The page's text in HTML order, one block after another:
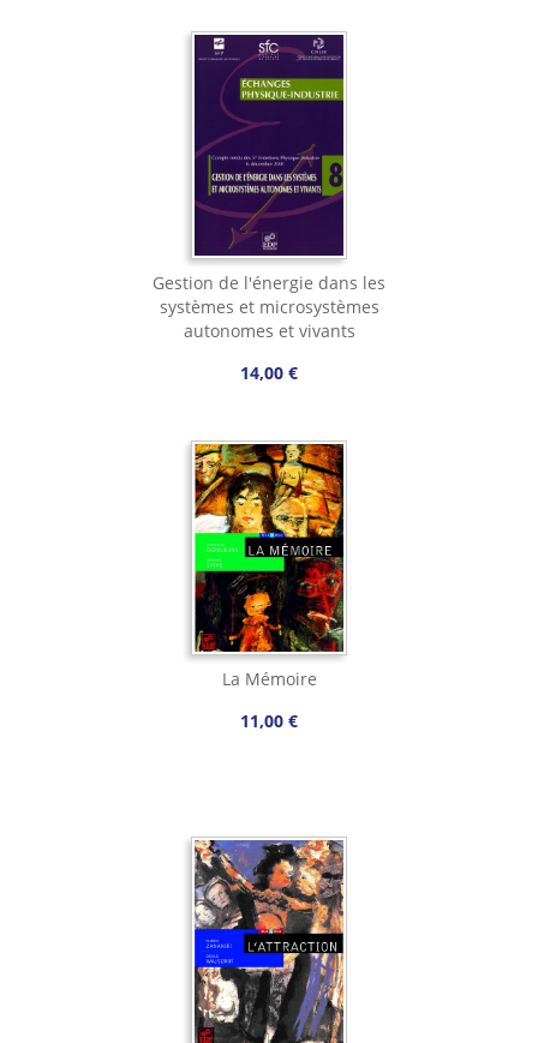
Gestion de l'énergie dans les
systèmes et microsystèmes
autonomes et vivants
14,00 €
La Mémoire
11,00 €